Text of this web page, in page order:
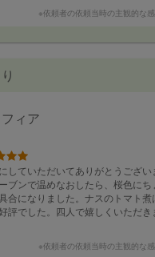
※依頼者の依頼当時の主観的な感
ィア
していただいてありがとうござい
ブンで温めなおしたら、桜色にち
合になりました。ナスのトマト煮
評でした。四人で嬉しくいただき
までした。
※依頼者の依頼当時の主観的な感